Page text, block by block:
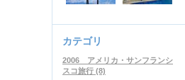
カテゴリ
2006 アメリカ・サンフランシ
スコ旅行 (8)